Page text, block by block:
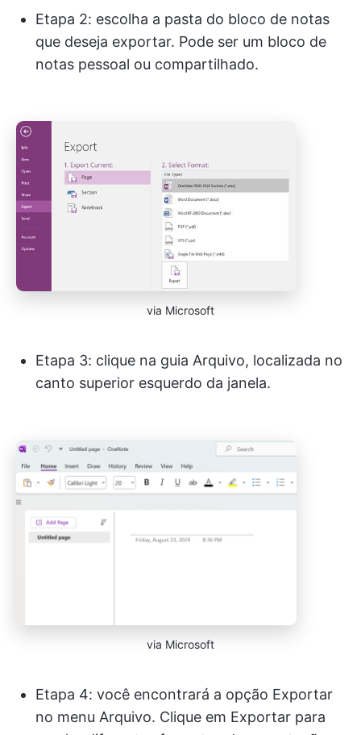
Etapa 2: escolha a pasta do bloco de notas
que deseja exportar. Pode ser um bloco de
notas pessoal ou compartilhado.
via Microsoft
Etapa 3: clique na guia Arquivo, localizada no
canto superior esquerdo da janela.
via Microsoft
Etapa 4: você encontrará a opção Exportar
no menu Arquivo. Clique em Exportar para